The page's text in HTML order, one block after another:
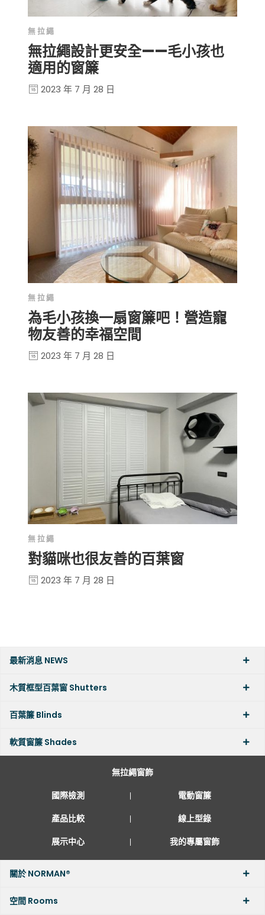
無拉繩
無拉繩設計更安全——毛小孩也
適用的窗簾
2023 年 7 月 28 日
無拉繩
為毛小孩換一扇窗簾吧！營造寵
物友善的幸福空間
2023 年 7 月 28 日
無拉繩
對貓咪也很友善的百葉窗
2023 年 7 月 28 日
最新消息 NEWS
木質框型百葉窗 Shutters
百葉簾 Blinds
軟質窗簾 Shades
無拉繩窗飾
國際檢測
電動窗簾
產品比較
線上型錄
展示中心
我的專屬窗飾
關於 NORMAN®
空間 Rooms